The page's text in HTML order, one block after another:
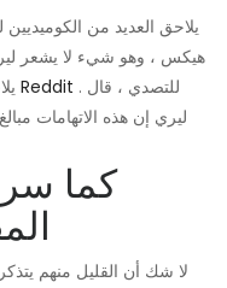
يلاحق العديد من
هيكس ، وهو شيء لا يشعر
في أماكن مثل Reddit . للتصدي ، قال
ليري إن هذه الاتهامات
كما
لا شك أن القليل منهم